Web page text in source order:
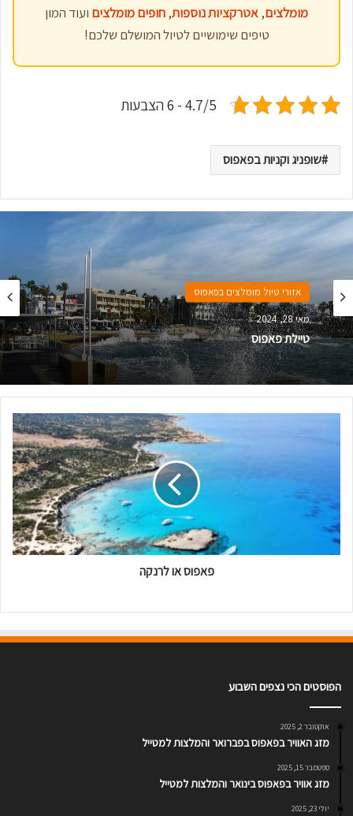
מומלצים, אטרקציות נוספות, חופים מומלצים ועוד המון
טיפים שימושיים לטיול המושלם שלכם!
4.7/5 - 6 הצבעות
שופניג וקניות בפאפוס
אזורי טיול מומלצים בפאפוס
מאי 28, 2024
טיילת פאפוס
פאפוס או לרנקה
הפוסטים הכי נצפים השבוע
אוקטובר 2, 2025
מזג האוויר בפאפוס בפברואר והמלצות למטייל
ספטמבר 15, 2025
מזג אוויר בפאפוס בינואר והמלצות למטייל
יולי 23, 2025